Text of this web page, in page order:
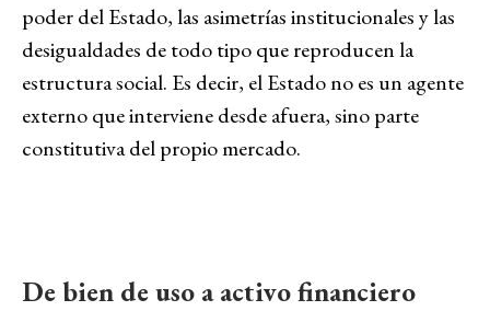
poder del Estado, las asimetrías institucionales y las
desigualdades de todo tipo que reproducen la
estructura social. Es decir, el Estado no es un agente
externo que interviene desde afuera, sino parte
constitutiva del propio mercado.
De bien de uso a activo financiero